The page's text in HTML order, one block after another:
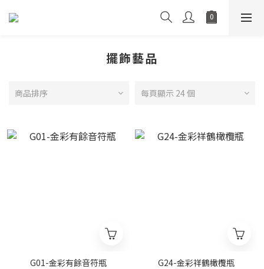
擺飾藝品
商品排序 每頁顯示 24 個
G01-金彩有餘音符瓶
G24-金彩祥鶴橄欖瓶